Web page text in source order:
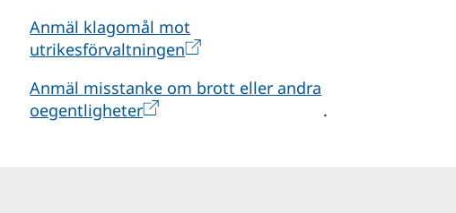
Anmäl klagomål mot
utrikesförvaltningen
Anmäl misstanke om brott eller andra
oegentligheter
.